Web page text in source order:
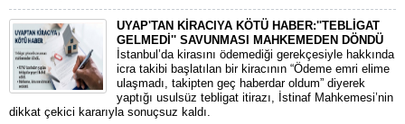
UYAP'TAN KİRACIYA KÖTÜ HABER:''TEBLİGAT
GELMEDİ'' SAVUNMASI MAHKEMEDEN DÖNDÜ
​İstanbul’da kirasını ödemediği gerekçesiyle hakkında
icra takibi başlatılan bir kiracının “Ödeme emri elime
ulaşmadı, takipten geç haberdar oldum” diyerek
yaptığı usulsüz tebligat itirazı, İstinaf Mahkemesi’nin
dikkat çekici kararıyla sonuçsuz kaldı.